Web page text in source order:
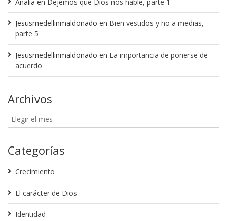
Jesusmedellinmaldonado en Bien vestidos y no a medias,
parte 5
Jesusmedellinmaldonado en La importancia de ponerse de
acuerdo
Archivos
Categorías
Crecimiento
El carácter de Dios
Identidad